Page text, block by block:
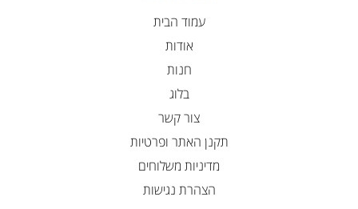
עמוד הבית
אודות
חנות
בלוג
צור קשר
תקנן האתר ופרטיות
מדיניות משלוחים
הצהרת נגישות